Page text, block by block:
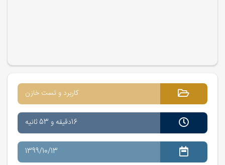
کاربرد و تست خازن
16دقیقه و 53 ثانیه
1399/10/13